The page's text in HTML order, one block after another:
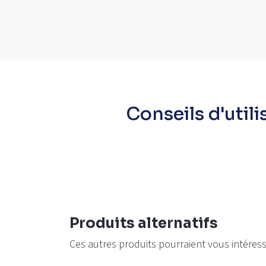
Conseils
Produits alternatifs
Ces autres produits pourraient vous